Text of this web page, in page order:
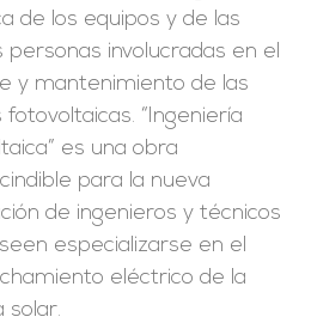
de los equipos y de las
personas involucradas en el
y mantenimiento de las
fotovoltaicas. “Ingeniería
es una obra
para la nueva
de ingenieros y técnicos
especializarse en el
eléctrico de la
solar.